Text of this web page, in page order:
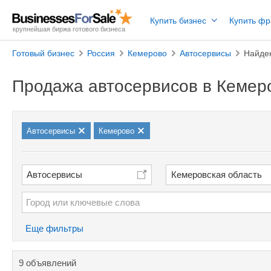
крупнейшая биржа готового бизнеса
Купить бизнес Купить
Готовый бизнес Россия Кемерово Автосервисы
Продажа автосервисов в
Автосервисы Кемерово
Автосервисы Кемеровская область
Еще фильтры
9 объявлений